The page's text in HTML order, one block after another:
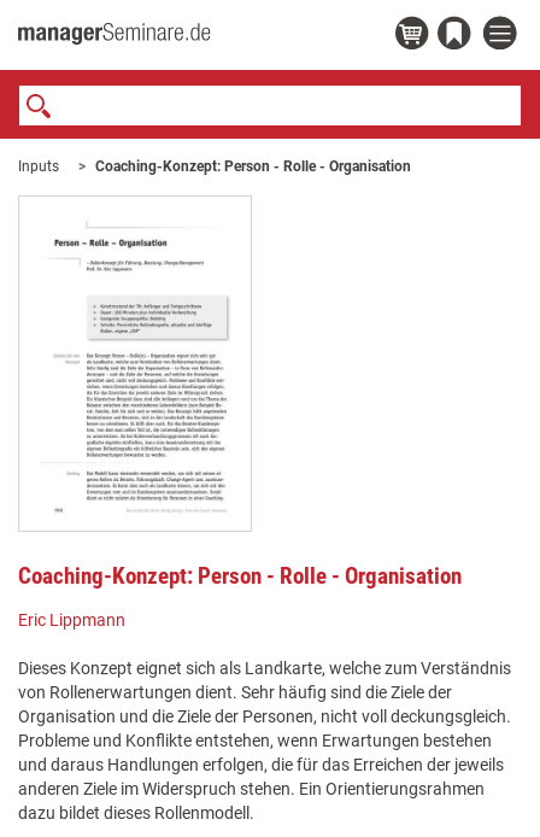
Inputs Coaching-Konzept: Person - Rolle - Organisation
Coaching-Konzept: Person - Rolle - Organisation
Eric Lippmann
Dieses Konzept eignet sich als Landkarte, welche zum Verständnis
von Rollenerwartungen dient. Sehr häufig sind die Ziele der
Organisation und die Ziele der Personen, nicht voll deckungsgleich.
Probleme und Konflikte entstehen, wenn Erwartungen bestehen
und daraus Handlungen erfolgen, die für das Erreichen der jeweils
anderen Ziele im Widerspruch stehen. Ein Orientierungsrahmen
dazu bildet dieses Rollenmodell.